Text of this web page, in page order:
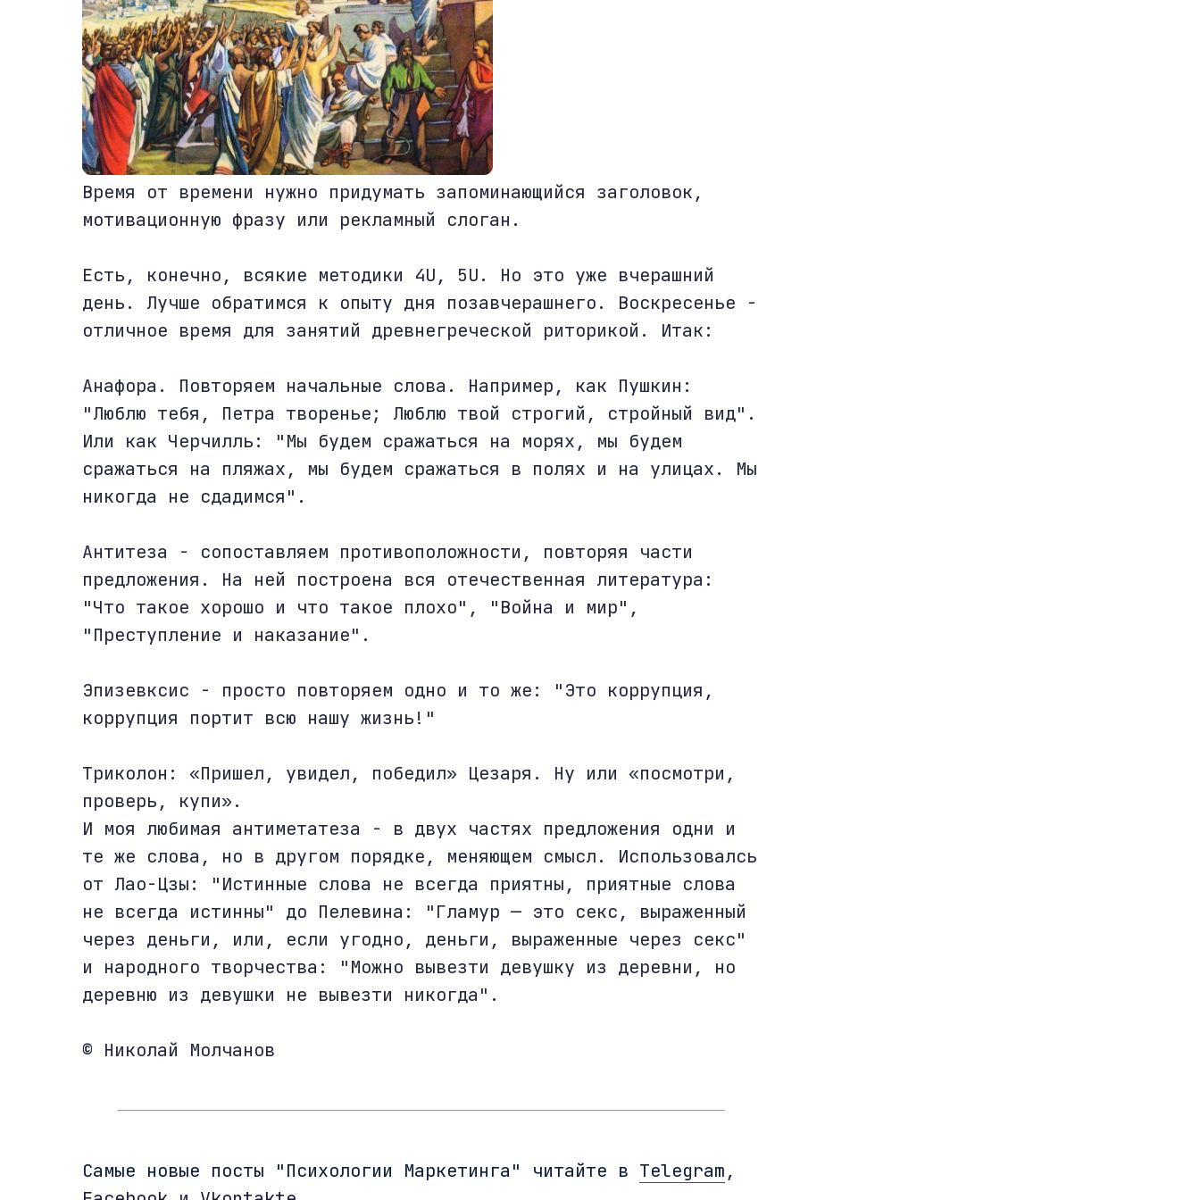
Время от времени нужно придумать запоминающийся заголовок,
мотивационную фразу или рекламный слоган.
Есть, конечно, всякие методики 4U, 5U. Но это уже вчерашний
день. Лучше обратимся к опыту дня позавчерашнего. Воскресенье -
отличное время для занятий древнегреческой риторикой. Итак:
Анафора. Повторяем начальные слова. Например, как Пушкин:
"Люблю тебя, Петра творенье; Люблю твой строгий, стройный вид".
Или как Черчилль: "Мы будем сражаться на морях, мы будем
сражаться на пляжах, мы будем сражаться в полях и на улицах. Мы
никогда не сдадимся".
Антитеза - сопоставляем противоположности, повторяя части
предложения. На ней построена вся отечественная литература:
"Что такое хорошо и что такое плохо", "Война и мир",
"Преступление и наказание".
Эпизевксис - просто повторяем одно и то же: "Это коррупция,
коррупция портит всю нашу жизнь!"
Триколон: «Пришел, увидел, победил» Цезаря. Ну или «посмотри,
проверь, купи».
И моя любимая антиметатеза - в двух частях предложения одни и
те же слова, но в другом порядке, меняющем смысл. Использовалсь
от Лао-Цзы: "Истинные слова не всегда приятны, приятные слова
не всегда истинны" до Пелевина: "Гламур — это секс, выраженный
через деньги, или, если угодно, деньги, выраженные через секс"
и народного творчества: "Можно вывезти девушку из деревни, но
деревню из девушки не вывезти никогда".
© Николай Молчанов
Cамые новые посты "Психологии Маркетинга" читайте в Telegram,